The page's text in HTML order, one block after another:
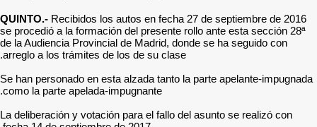
QUINTO.-Recibidos los
se procedió a la formación
de la Audiencia Provincial
Se han personado en
La deliberación y votación